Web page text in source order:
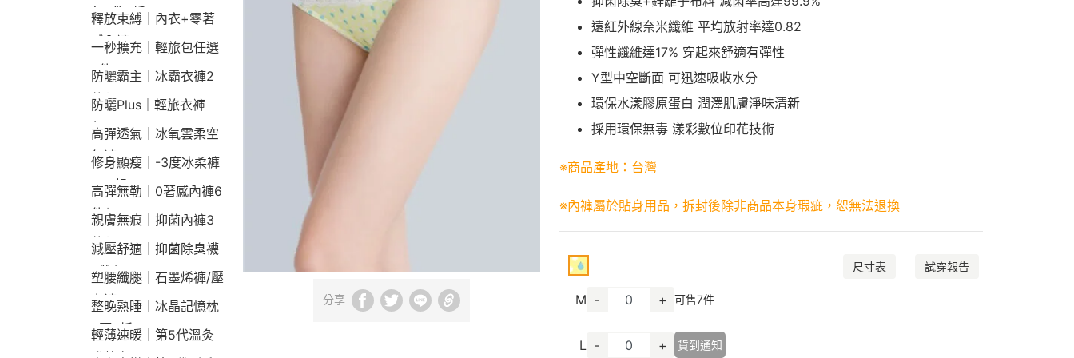
包2件9折
釋放束縛｜內衣+零著
感內褲
一秒擴充｜輕旅包任選
2件2190
防曬霸主｜冰霸衣褲2
件$1790
防曬Plus｜輕旅衣褲
$2190
高彈透氣｜冰氧雲柔空
氣褲
修身顯瘦｜-3度冰柔褲
790起
高彈無勒｜0著感內褲6
件$1290
親膚無痕｜抑菌內褲3
件$790
減壓舒適｜抑菌除臭襪
3雙$660
塑腰纖腿｜石墨烯褲/壓
力褲
整晚熟睡｜冰晶記憶枕
2顆9折
輕薄速暖｜第5代溫灸
分享
遠紅外線奈米纖維 平均放射率達0.82
彈性纖維達17% 穿起來舒適有彈性
Y型中空斷面 可迅速吸收水分
環保水漾膠原蛋白 潤澤肌膚淨味清新
採用環保無毒 漾彩數位印花技術
※商品產地：台灣
※內褲屬於貼身用品，拆封後除非商品本身瑕疵，恕無法退換
尺寸表 試穿報告
M - + 可售7件
L - + 貨到通知